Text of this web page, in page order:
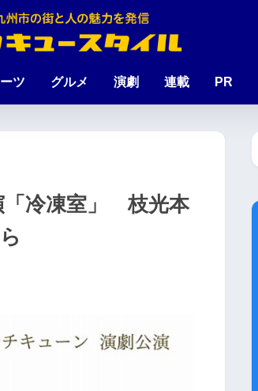
ツ グルメ 演劇 連載 PR
「冷凍室」 枝光本